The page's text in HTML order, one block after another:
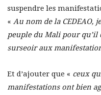
suspendre les
« Au nom de la CEDEAO,
peuple du Mali pour qu’il
surseoir aux
Et d’ajouter que « ceux
manifestations ont bien